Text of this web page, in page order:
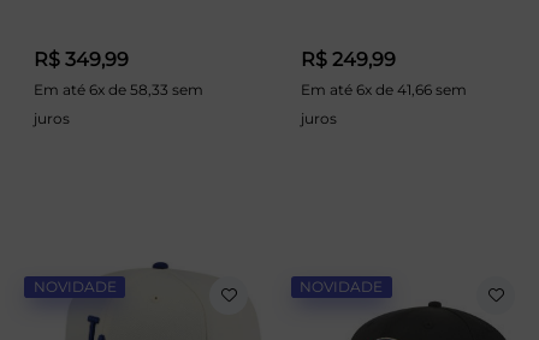
R$ 349,99
Em até 6x de 58,33 sem
juros
R$ 249,99
Em até 6x de 41,66 sem
juros
NOVIDADE NOVIDADE